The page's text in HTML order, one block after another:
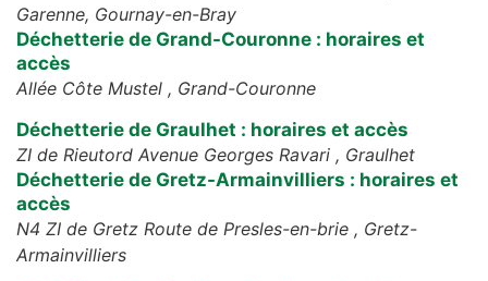
Garenne, Gournay-en-Bray
Déchetterie de Grand-Couronne : horaires et
accès
Allée Côte Mustel , Grand-Couronne
Déchetterie de Graulhet : horaires et accès
ZI de Rieutord Avenue Georges Ravari , Graulhet
Déchetterie de Gretz-Armainvilliers : horaires et
accès
N4 ZI de Gretz Route de Presles-en-brie , Gretz-
Armainvilliers